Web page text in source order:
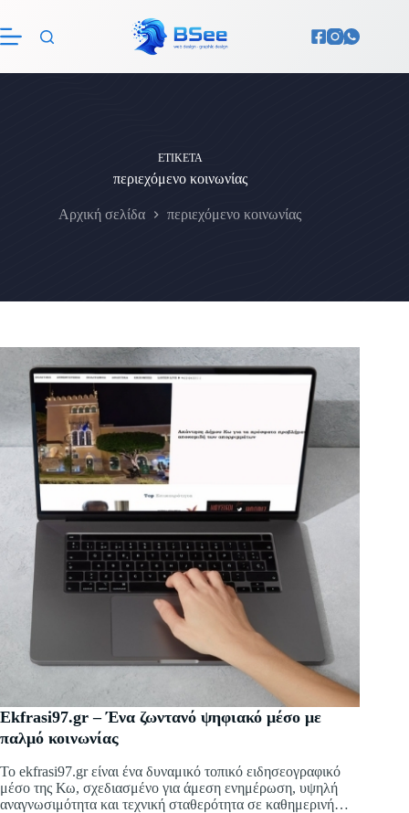
περιεχόμενο
ΕΤΙΚΈΤΑ
περιεχόμενο κοινωνίας
Αρχική σελίδα περιεχόμενο κοινωνίας
Εkfrasi97.gr – Ένα ζωντανό ψηφιακό μέσο με
παλμό κοινωνίας
Το ekfrasi97.gr είναι ένα δυναμικό τοπικό ειδησεογραφικό
μέσο της Κω, σχεδιασμένο για άμεση ενημέρωση, υψηλή
αναγνωσιμότητα και τεχνική σταθερότητα σε καθημερινή